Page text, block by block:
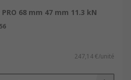
68 mm 47 mm 11.3 kN
247,14 €/unité